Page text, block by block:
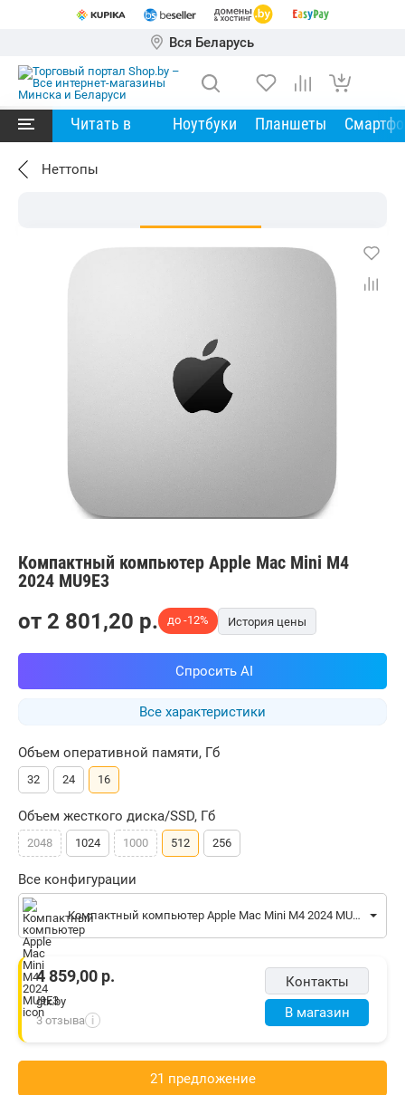
Вся Беларусь
Читать в Ноутбуки Планшеты
Неттопы
Компактный компьютер Apple Mac Mini M4
2024 MU9E3
Все характеристики
Объем оперативной памяти, Гб
32 24 16
Объем жесткого диска/SSD, Гб
2048 1024 1000 512 256
Все конфигурации
Компактный компьютер Apple Mac Mini M4 2024 MU9E3
от 2 801,20 p. до -12% История цены
Спросить AI
Контакты
В магазин
4 859,00 р.
gtx.by
3 отзыва
i
21 предложениe